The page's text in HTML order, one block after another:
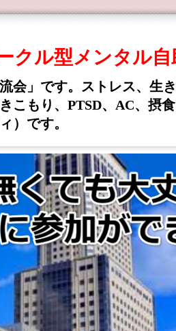
クル型メンタル
会」です。ストレス、生
こもり、PTSD、AC、摂
）です。